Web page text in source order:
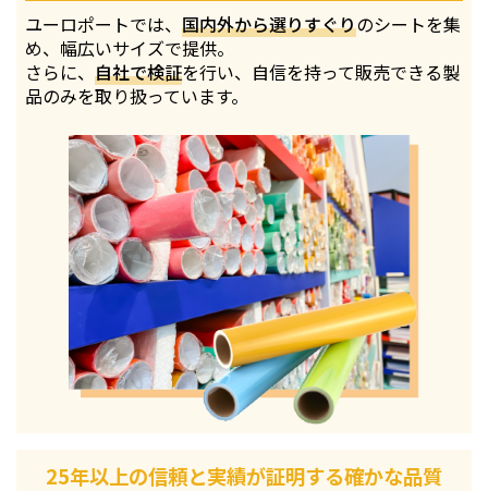
ユーロポートでは、国内外から選りすぐりのシートを集
め、幅広いサイズで提供。
さらに、自社で検証を行い、自信を持って販売できる製
品のみを取り扱っています。
25年以上の信頼と実績が証明する確かな品質